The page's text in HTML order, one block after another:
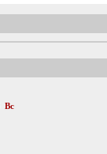
Вс